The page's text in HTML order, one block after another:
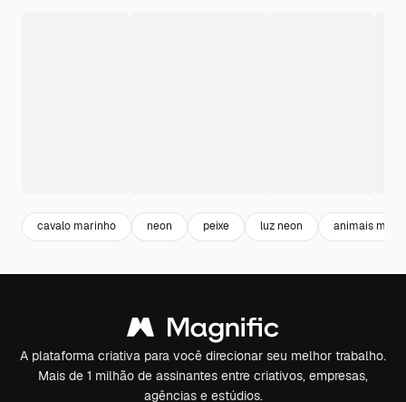
cavalo marinho neon peixe luz neon animais
A plataforma criativa para você direcionar seu melhor trabalho.
Mais de 1 milhão de assinantes entre criativos, empresas,
agências e estúdios.